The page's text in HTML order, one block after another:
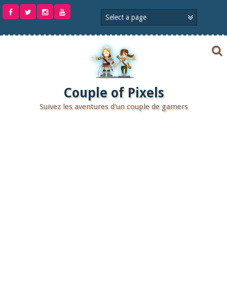
Aller
Couple of Pixels
Suivez les aventures d'un couple de gamers